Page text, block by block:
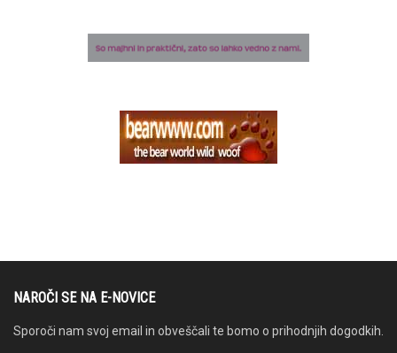
NAROČI SE NA E-NOVICE
Sporoči nam svoj email in obveščali te bomo o prihodnjih dogodkih.